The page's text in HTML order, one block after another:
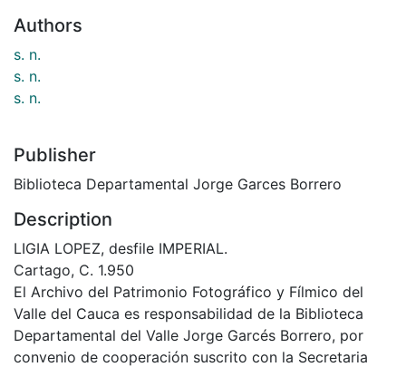
Authors
s. n.
s. n.
s. n.
Publisher
Biblioteca Departamental Jorge Garces Borrero
Description
LIGIA LOPEZ, desfile IMPERIAL.
Cartago, C. 1.950
El Archivo del Patrimonio Fotográfico y Fílmico del
Valle del Cauca es responsabilidad de la Biblioteca
Departamental del Valle Jorge Garcés Borrero, por
convenio de cooperación suscrito con la Secretaria